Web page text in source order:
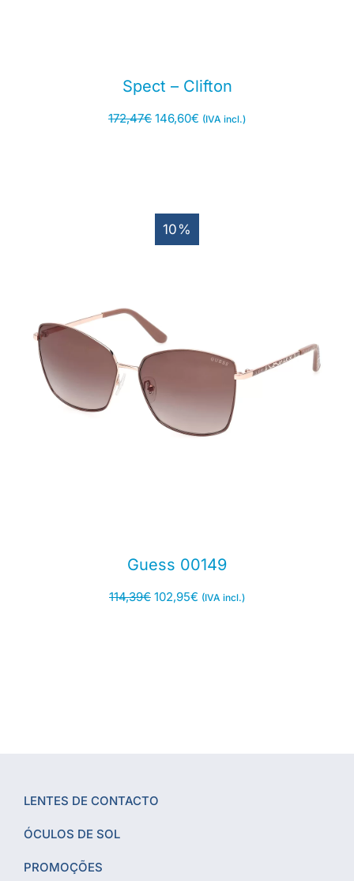
Spect – Clifton
172,47€ 146,60€ (IVA incl.)
10%
Guess 00149
114,39€ 102,95€ (IVA incl.)
LENTES DE CONTACTO
ÓCULOS DE SOL
PROMOÇÕES